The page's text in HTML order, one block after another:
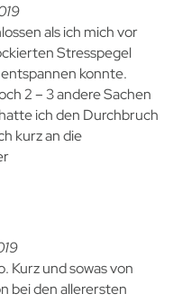
als ich mich vor
Stresspegel
konnte.
2 – 3 andere Sachen
ich den Durchbruch
kurz an die
Kurz und sowas von
bei den allerersten